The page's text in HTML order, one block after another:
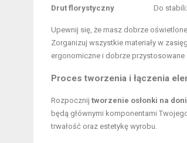
Drut florystyczny
Do
Upewnij się, że masz dobrze
Zorganizuj wszystkie materiały w
ergonomiczne i dobrze
Proces tworzenia i łączenia
Rozpocznij tworzenie osłonki na
będą głównymi komponentami
trwałość oraz estetykę wyrobu.